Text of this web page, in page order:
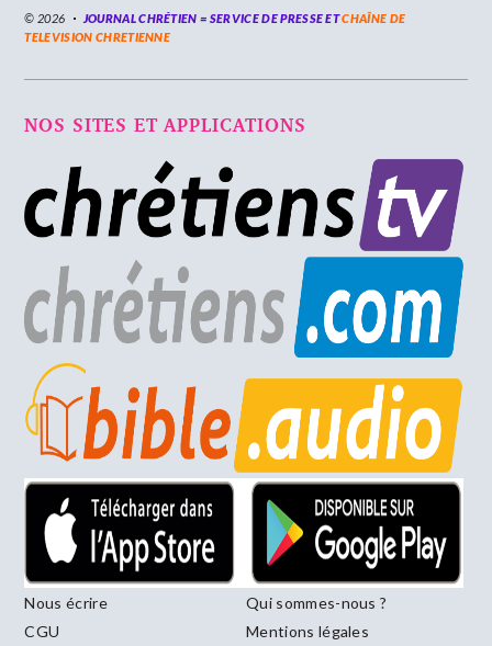
© 2026 JOURNAL CHRÉTIEN = SERVICE DE PRESSE ETCHAÎNE DE
TELEVISION CHRETIENNE
NOS SITES ET APPLICATIONS
Nous écrire
Qui sommes-nous ?
CGU
Mentions légales